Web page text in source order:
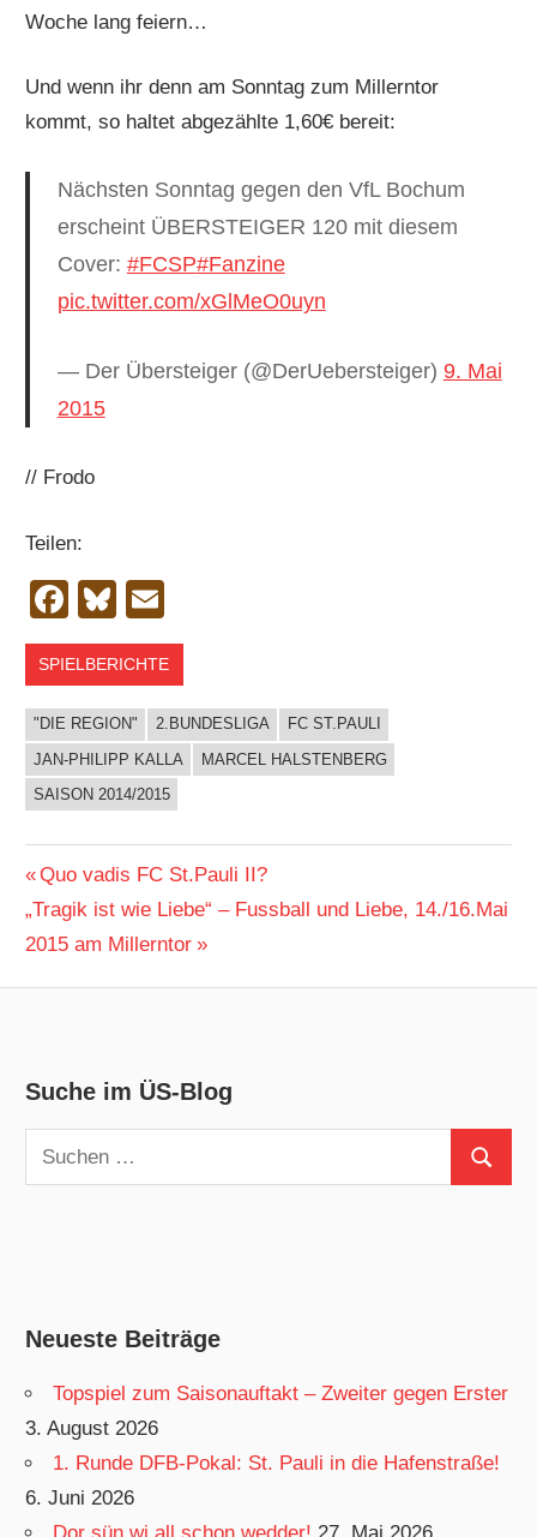
Woche lang feiern…
Und wenn ihr denn am Sonntag zum Millerntor
kommt, so haltet abgezählte 1,60€ bereit:
Nächsten Sonntag gegen den VfL Bochum
erscheint ÜBERSTEIGER 120 mit diesem
Cover: #FCSP#Fanzine
pic.twitter.com/xGlMeO0uyn
— Der Übersteiger (@DerUebersteiger) 9. Mai
2015
// Frodo
Teilen:
Facebook
Bluesky
SPIELBERICHTE
"DIE REGION" 2.BUNDESLIGA
FC ST.PAULI
JAN-PHILIPP KALLA
MARCEL HALSTENBERG
SAISON 2014/2015
Beitragsnavigation
Vorheriger
Beitrag:
Quo vadis FC St.Pauli II?
Nächster
Beitrag:
„Tragik ist wie Liebe“ – Fussball und Liebe, 14./16.Mai
2015 am Millerntor
Suche im ÜS-Blog
Suchen
nach:
Suchen
Neueste Beiträge
Topspiel zum Saisonauftakt – Zweiter gegen Erster
3. August 2026
1. Runde DFB-Pokal: St. Pauli in die Hafenstraße!
6. Juni 2026